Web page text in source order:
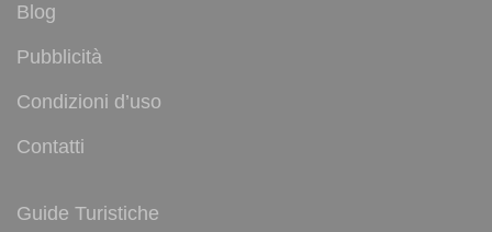
Blog
Pubblicità
Condizioni d’uso
Contatti
Guide Turistiche